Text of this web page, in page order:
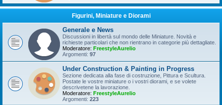
Figurini, Miniature e Diorami
Generale e News
Discussioni in libertà sul mondo delle Miniature. Novità e
richieste particolari che non rientrano in categorie più dettagliate.
Moderatore: FreestyleAurelio
Argomenti: 97
Under Construction & Painting in Progress
Sezione dedicata alla fase di costruzione, Pittura e Scultura.
Postate le vostre miniature o i vostri diorami, e se volete
descrivetene la lavorazione.
Moderatore: FreestyleAurelio
Argomenti: 223